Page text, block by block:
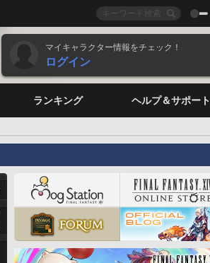
マイキャラクター情報をチェック！
ログイン
ランキング ヘルプ＆サポート